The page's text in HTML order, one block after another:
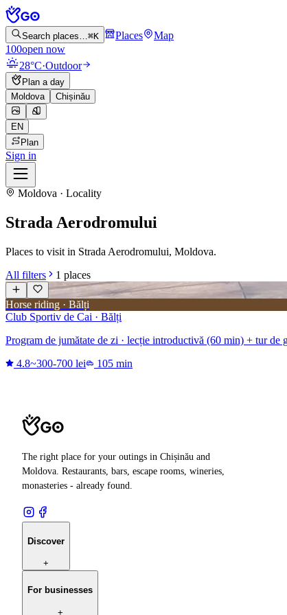
Search places…⌘K Places
Map
100open now
28°C·Outdoor
Plan a day
Moldova
Chișinău
EN
Plan
Sign in
Moldova · Locality
Strada Aerodromului
Places to visit in Strada Aerodromului, Moldova.
All filters
1 places
Horse riding · Bălți
Club Sportiv de Cai · Bălți
Program de jumătate de zi · lecție introductivă (60 min) + tur
4.8~300-700 lei 105 min
The right place for your outings in Chișinău and
Moldova. Restaurants, bars, escape rooms, wineries,
monasteries - already found.
Discover
+
For businesses
+